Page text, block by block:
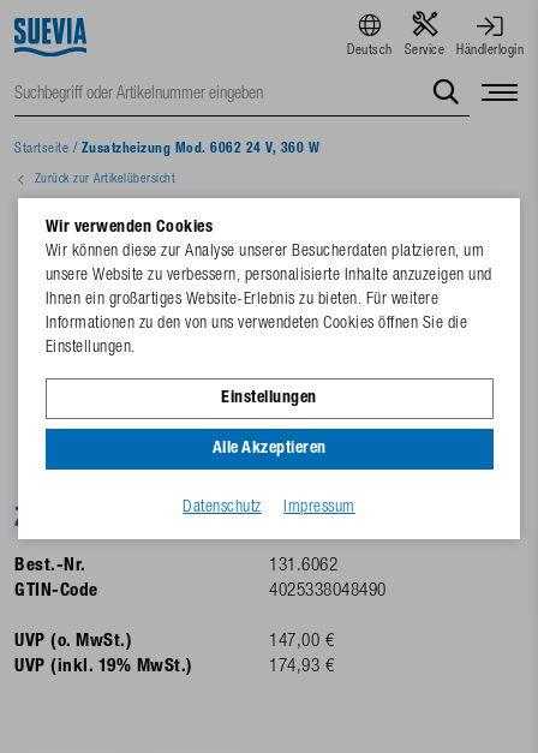
Deutsch Service Händlerlogin
Startseite / Zusatzheizung Mod. 6062 24 V, 360 W
Zurück zur Artikelübersicht
Zusatzheizung Mod. 6062 24 V, 360 W
Best.-Nr.
131.6062
GTIN-Code
4025338048490
UVP (o. MwSt.)
147,00 €
UVP (inkl. 19% MwSt.)
174,93 €
Wir verwenden Cookies
Wir können diese zur Analyse unserer Besucherdaten platzieren, um
unsere Website zu verbessern, personalisierte Inhalte anzuzeigen und
Ihnen ein großartiges Website-Erlebnis zu bieten. Für weitere
Informationen zu den von uns verwendeten Cookies öffnen Sie die
Einstellungen.
Einstellungen
Alle Akzeptieren
Datenschutz Impressum